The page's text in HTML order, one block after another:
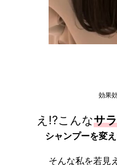
効果
え!?こんなサ
シャンプーを変
そんな私を若見